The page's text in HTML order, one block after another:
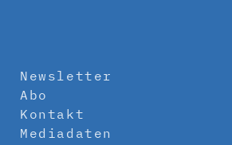
Newsletter
Abo
Kontakt
Mediadaten